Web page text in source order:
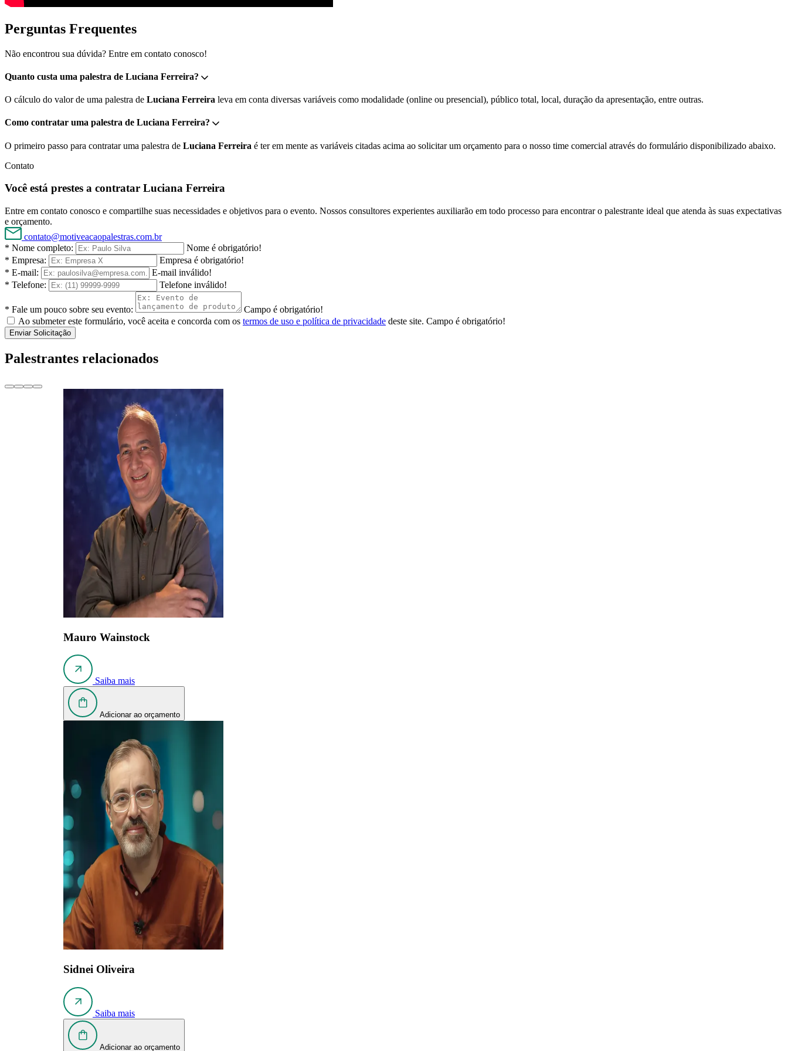
Perguntas Frequentes
Não encontrou sua dúvida? Entre em contato conosco!
Quanto custa uma palestra de Luciana Ferreira?
O cálculo do valor de uma palestra de Luciana Ferreira leva em conta diversas variáveis como modalidade (online ou presencial), público total, local, duração da apresentação, entre outras.
Como contratar uma palestra de Luciana Ferreira?
O primeiro passo para contratar uma palestra de Luciana Ferreira é ter em mente as variáveis citadas acima ao solicitar um orçamento para o nosso time comercial através do formulário disponibilizado abaixo.
Contato
Você está prestes a contratar Luciana Ferreira
Entre em contato conosco e compartilhe suas necessidades e objetivos para o evento. Nossos consultores experientes auxiliarão em todo processo para encontrar o palestrante ideal que atenda às suas expectativas
e orçamento.
contato@motiveacaopalestras.com.br
* Nome completo:
Nome é obrigatório!
* Empresa:
Empresa é obrigatório!
* E-mail:
E-mail inválido!
* Telefone:
Telefone inválido!
* Fale um pouco sobre seu evento:
Campo é obrigatório!
Ao submeter este formulário, você aceita e concorda com os termos de uso e política de privacidade deste site. Campo é obrigatório!
Enviar Solicitação
Palestrantes relacionados
Mauro Wainstock
Saiba mais
Adicionar ao orçamento
Sidnei Oliveira
Saiba mais
Adicionar ao orçamento